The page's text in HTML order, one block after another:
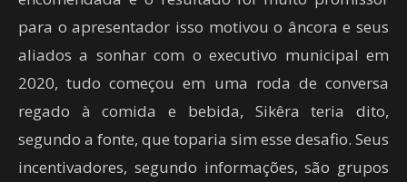
para o apresentador isso motivou o âncora e seus
aliados a sonhar com o executivo municipal em
2020, tudo começou em uma roda de conversa
regado à comida e bebida, Sikêra teria dito,
segundo a fonte, que toparia sim esse desafio. Seus
incentivadores, segundo informações, são grupos